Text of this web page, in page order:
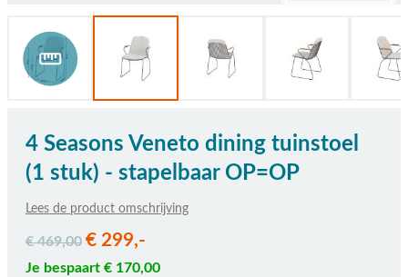
4 Seasons Veneto dining tuinstoel
(1 stuk) - stapelbaar OP=OP
Lees de product omschrijving
€ 469,00 € 299,-
Je bespaart € 170,00